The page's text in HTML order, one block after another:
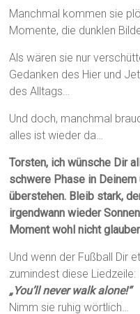
Manchmal kommen sie
Momente, die dunklen
Als wären sie nur
Gedanken des Hier und
des Alltags…
Und doch, manchmal
alles ist wieder da…
Torsten, ich wünsche Dir
schwere Phase in
überstehen. Bleib stark,
irgendwann wieder
Moment wohl nicht
Und wenn der Fußball Dir
zumindest diese Liedzeile:
„You’ll never walk alone!“
Nimm sie ruhig wörtlich…